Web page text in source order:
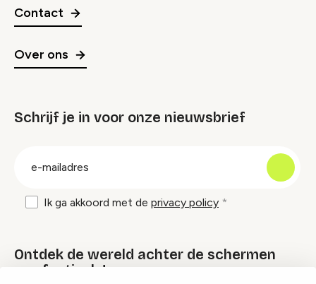
Contact
Over ons
Schrijf je in voor onze nieuwsbrief
Ik ga akkoord met de privacy policy
Ontdek de wereld achter de schermen
van festivals!